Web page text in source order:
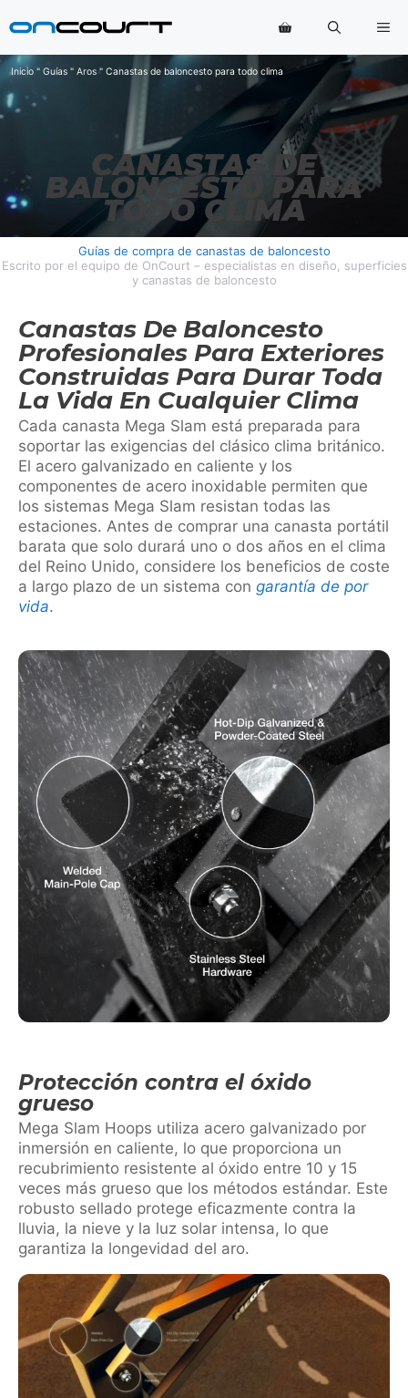
al
Inicio " Guías " Aros " Canastas de baloncesto para todo clima
CANASTAS DE
BALONCESTO PARA
TODO CLIMA
Guías de compra de canastas de baloncesto
Escrito por el equipo de OnCourt – especialistas en diseño, superficies
y canastas de baloncesto
Canastas De Baloncesto
Profesionales Para Exteriores
Construidas Para Durar Toda
La Vida En Cualquier Clima
Cada canasta Mega Slam está preparada para
soportar las exigencias del clásico clima británico.
El acero galvanizado en caliente y los
componentes de acero inoxidable permiten que
los sistemas Mega Slam resistan todas las
estaciones. Antes de comprar una canasta portátil
barata que solo durará uno o dos años en el clima
del Reino Unido, considere los beneficios de coste
a largo plazo de un sistema con garantía de por
vida.
Protección contra el óxido
grueso
Mega Slam Hoops utiliza acero galvanizado por
inmersión en caliente, lo que proporciona un
recubrimiento resistente al óxido entre 10 y 15
veces más grueso que los métodos estándar. Este
robusto sellado protege eficazmente contra la
lluvia, la nieve y la luz solar intensa, lo que
garantiza la longevidad del aro.